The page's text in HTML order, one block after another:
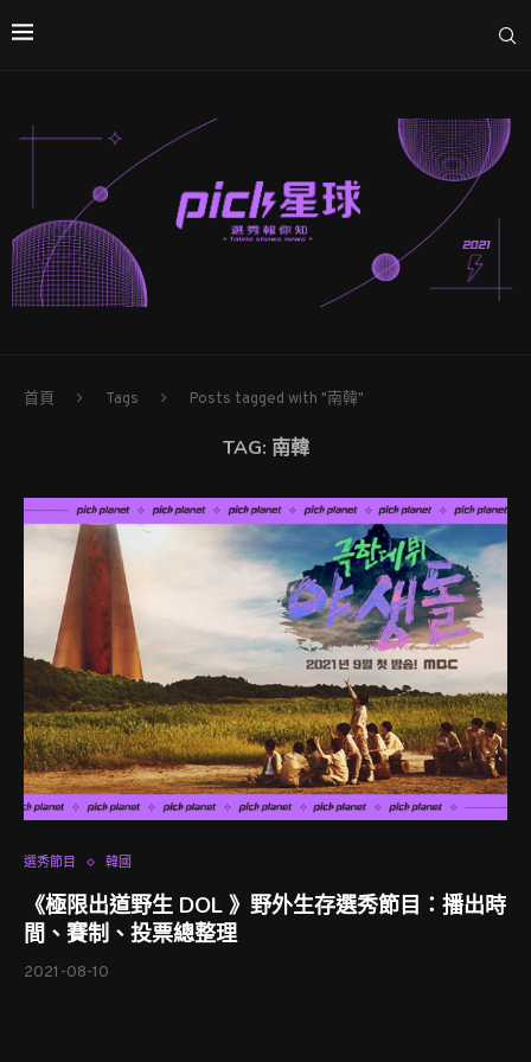
首頁 Tags Posts tagged with "南韓"
TAG: 南韓
選秀節目 韓國
《極限出道野生 DOL 》野外生存選秀節目：播出時
間、賽制、投票總整理
2021-08-10